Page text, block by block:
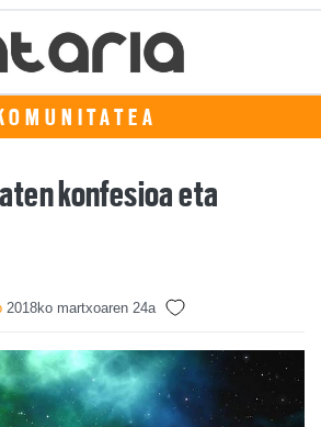
konfesioa eta
2018ko martxoaren 24a